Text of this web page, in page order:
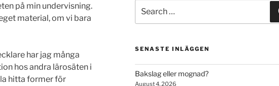
på min undervisning.
material, om vi bara
har jag många
hos andra lärosäten i
hitta former för
for:
SENASTE INLÄGGEN
Bakslag eller mognad?
August 4, 2026